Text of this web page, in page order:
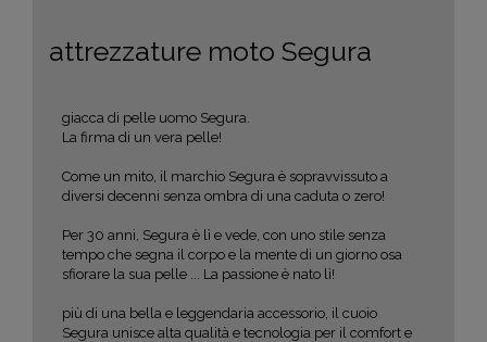
attrezzature moto Segura
giacca di pelle uomo Segura.
La firma di un vera pelle!
Come un mito, il marchio Segura è sopravvissuto a
diversi decenni senza ombra di una caduta o zero!
Per 30 anni, Segura è lì e vede, con uno stile senza
tempo che segna il corpo e la mente di un giorno osa
sfiorare la sua pelle ... La passione è nato lì!
più di una bella e leggendaria accessorio, il cuoio
Segura unisce alta qualità e tecnologia per il comfort e